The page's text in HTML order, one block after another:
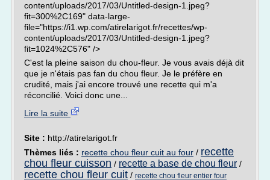
content/uploads/2017/03/Untitled-design-1.jpeg?
fit=300%2C169" data-large-
file="https://i1.wp.com/atirelarigot.fr/recettes/wp-
content/uploads/2017/03/Untitled-design-1.jpeg?
fit=1024%2C576" />
C'est la pleine saison du chou-fleur. Je vous avais déjà dit
que je n'étais pas fan du chou fleur. Je le préfère en
crudité, mais j'ai encore trouvé une recette qui m'a
réconcilié. Voici donc une...
Lire la suite
Site : http://atirelarigot.fr
Thèmes liés : recette chou fleur cuit au four / recette
chou fleur cuisson / recette a base de chou fleur /
recette chou fleur cuit / recette chou fleur entier four